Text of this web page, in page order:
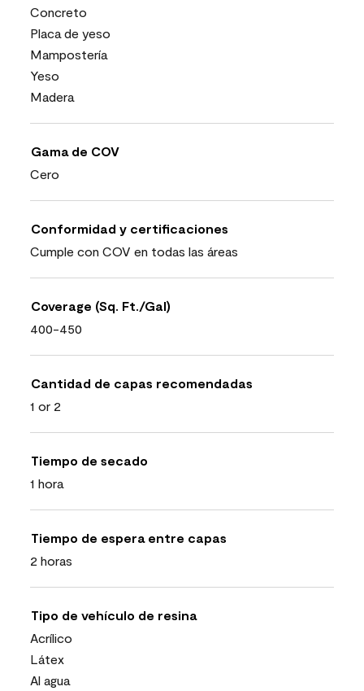
Concreto
Placa de yeso
Mampostería
Yeso
Madera
Gama de COV
Cero
Conformidad y certificaciones
Cumple con COV en todas las áreas
Coverage (Sq. Ft./Gal)
400-450
Cantidad de capas recomendadas
1 or 2
Tiempo de secado
1 hora
Tiempo de espera entre capas
2 horas
Tipo de vehículo de resina
Acrílico
Látex
Al agua